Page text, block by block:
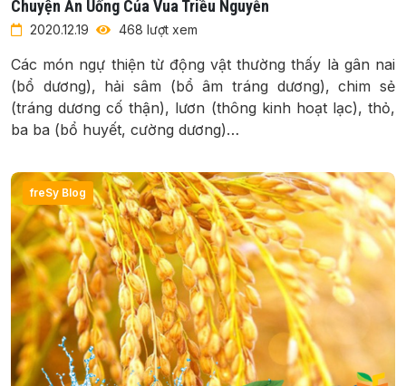
Chuyện Ăn Uống Của Vua Triều Nguyễn
2020.12.19 468 lượt xem
Các món ngự thiện từ động vật thường thấy là gân nai
(bổ dương), hải sâm (bổ âm tráng dương), chim sẻ
(tráng dương cố thận), lươn (thông kinh hoạt lạc), thỏ,
ba ba (bổ huyết, cường dương)…
freSy Blog